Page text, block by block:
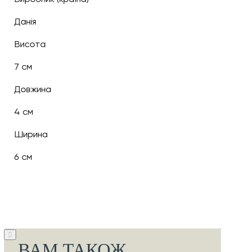
Данія
Висота
7 см
Довжина
4 см
Ширина
6 см